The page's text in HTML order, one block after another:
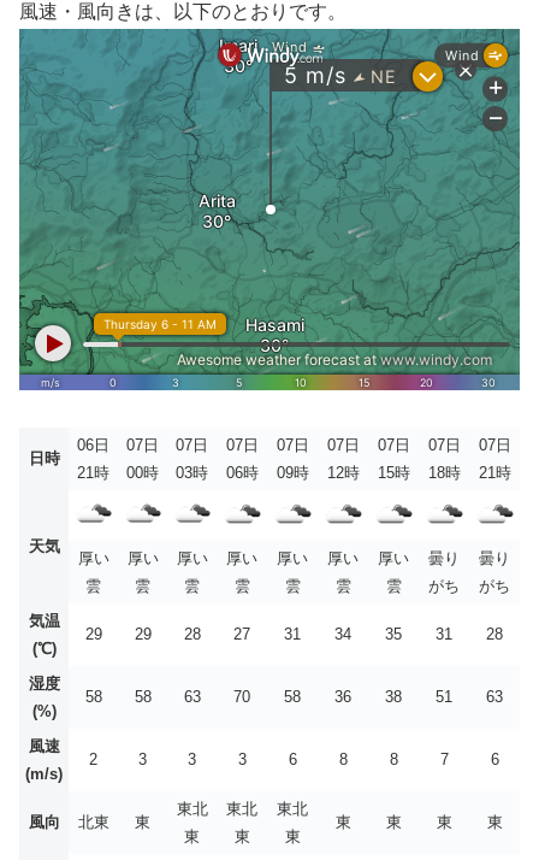
風速・風向きは、以下のとおりです。
日時
06日
21時
07日
00時
07日
03時
07日
06時
07日
09時
07日
12時
07日
15時
07日
18時
07日
21時
天気
厚い
雲
厚い
雲
厚い
雲
厚い
雲
厚い
雲
厚い
雲
厚い
雲
曇り
がち
曇り
がち
気温
(℃)
29 29 28 27 31 34 35 31 28
湿度
(%)
58 58 63 70 58 36 38 51 63
風速
(m/s)
2 3 3 3 6 8 8 7 6
風向 北東 東
東北
東
東北
東
東北
東
東 東 東 東